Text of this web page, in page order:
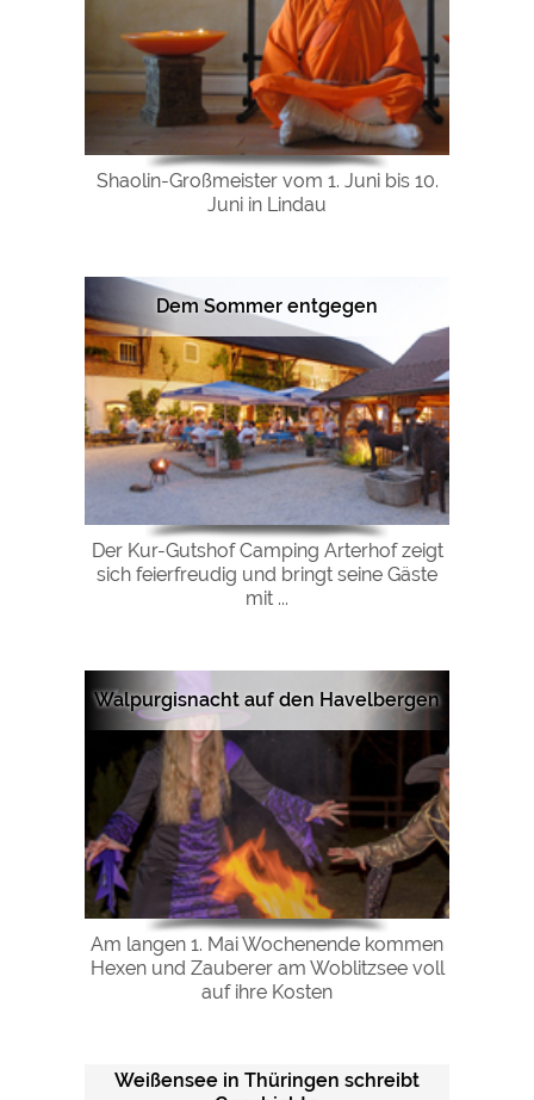
Shaolin-Großmeister vom 1. Juni bis 10.
Juni in Lindau
Dem Sommer entgegen
Der Kur-Gutshof Camping Arterhof zeigt
sich feierfreudig und bringt seine Gäste
mit ...
Walpurgisnacht auf den Havelbergen
Am langen 1. Mai Wochenende kommen
Hexen und Zauberer am Woblitzsee voll
auf ihre Kosten
Weißensee in Thüringen schreibt